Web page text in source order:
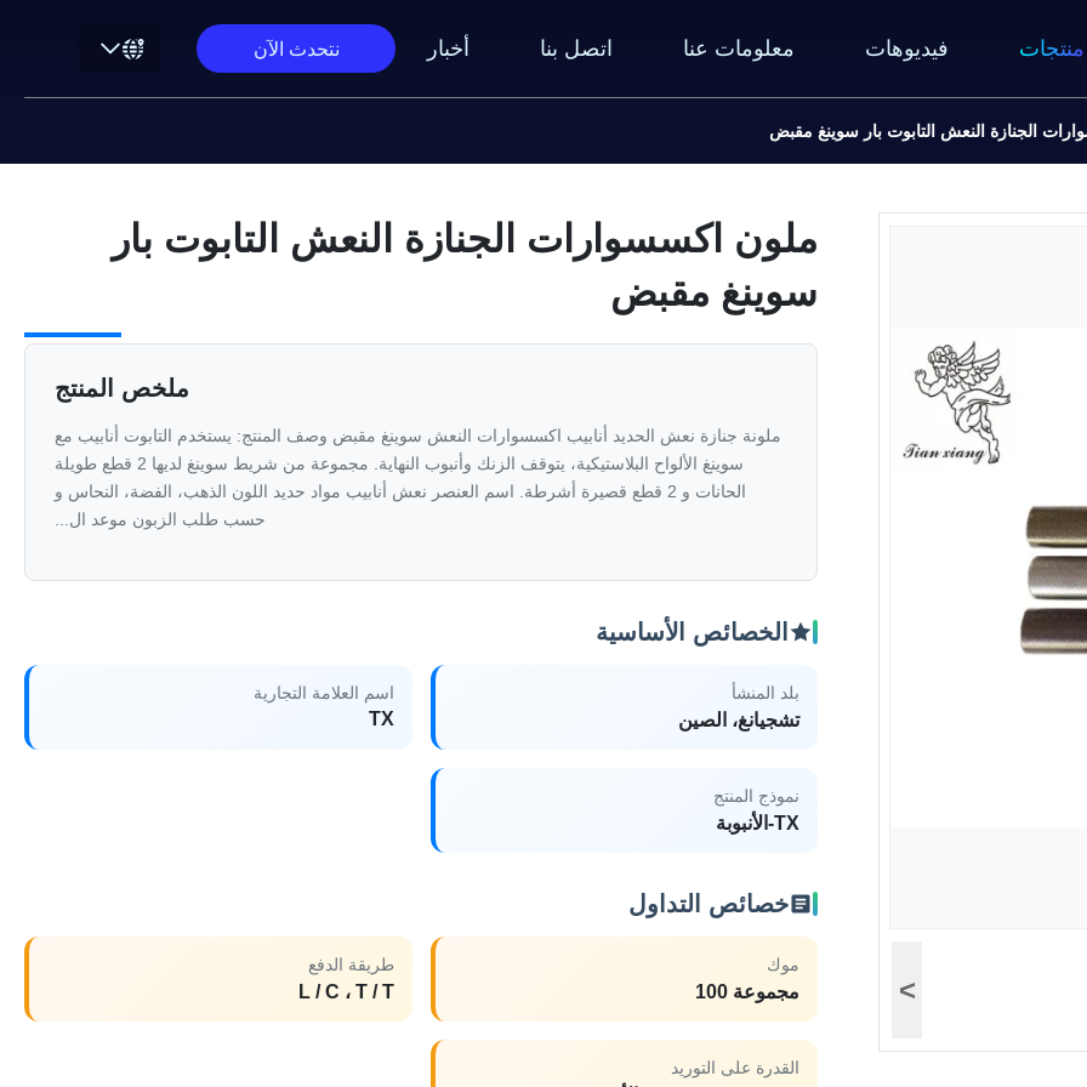
منتجات فيديوهات معلومات عنا اتصل بنا أخبار نتحدث الآن
الجنازة النعش التابوت بار سوينغ مقبض
>
ملون اكسسوارات الجنازة النعش التابوت بار
سوينغ مقبض
ملخص المنتج
ملونة جنازة نعش الحديد أنابيب اكسسوارات النعش سوينغ مقبض وصف المنتج: يستخدم التابوت أنابيب مع
سوينغ الألواح البلاستيكية، يتوقف الزنك وأنبوب النهاية. مجموعة من شريط سوينغ لديها 2 قطع طويلة
الحانات و 2 قطع قصيرة أشرطة. اسم العنصر نعش أنابيب مواد حديد اللون الذهب، الفضة، النحاس و
حسب طلب الزبون موعد ال...
الخصائص الأساسية
بلد المنشأ
تشجيانغ، الصين
اسم العلامة التجارية
TX
نموذج المنتج
TX-الأنبوبة
خصائص التداول
موك
مجموعة 100
طريقة الدفع
L / C ، T / T
القدرة على التوريد